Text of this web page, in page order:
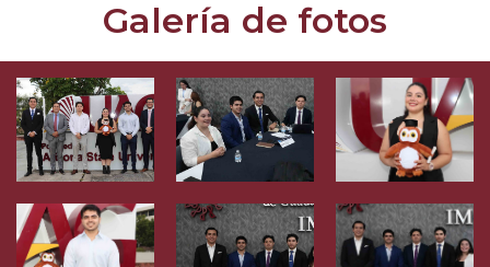
Galería de fotos